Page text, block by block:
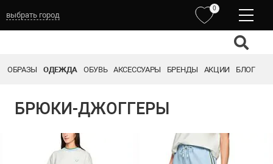
выбрать город
0
ОБРАЗЫ ОДЕЖДА ОБУВЬ АКСЕССУАРЫ БРЕНДЫ АКЦИИ БЛОГ
БРЮКИ-ДЖОГГЕРЫ